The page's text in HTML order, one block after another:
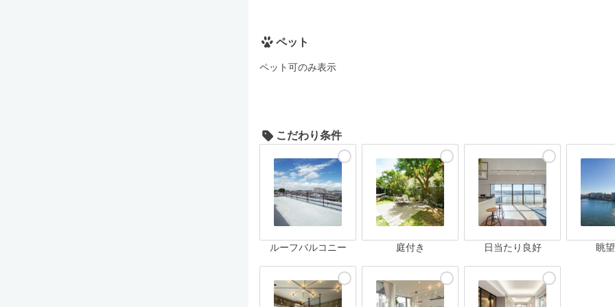
ペット
ペット可のみ表示
こだわり条件
ルーフバルコニー 庭付き 日当たり良好 眺